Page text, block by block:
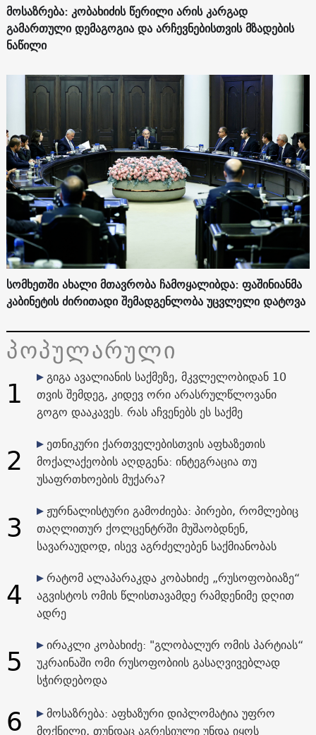
მოსაზრება: კობახიძის წერილი არის კარგად
გამართული დემაგოგია და არჩევნებისთვის მზადების
ნაწილი
სომხეთში ახალი მთავრობა ჩამოყალიბდა: ფაშინიანმა
კაბინეტის ძირითადი შემადგენლობა უცვლელი დატოვა
პოპულარული
1
გიგა ავალიანის საქმეზე, მკვლელობიდან 10
თვის შემდეგ, კიდევ ორი არასრულწლოვანი
გოგო დააკავეს. რას აჩვენებს ეს საქმე
2
ეთნიკური ქართველებისთვის აფხაზეთის
მოქალაქეობის აღდგენა: ინტეგრაცია თუ
უსაფრთხოების მუქარა?
3
ჟურნალისტური გამოძიება: პირები, რომლებიც
თაღლითურ ქოლცენტრში მუშაობდნენ,
სავარაუდოდ, ისევ აგრძელებენ საქმიანობას
4
რატომ ალაპარაკდა კობახიძე „რუსოფობიაზე“
აგვისტოს ომის წლისთავამდე რამდენიმე დღით
ადრე
5
ირაკლი კობახიძე: "გლობალურ ომის პარტიას“
უკრაინაში ომი რუსოფობიის გასაღვივებლად
სჭირდებოდა
6
მოსაზრება: აფხაზური დიპლომატია უფრო
მოქნილი, თუნდაც აგრესიული უნდა იყოს